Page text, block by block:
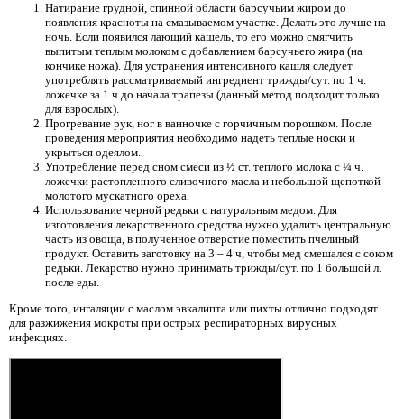
Натирание грудной, спинной области барсучьим жиром до
появления красноты на смазываемом участке. Делать это лучше на
ночь. Если появился лающий кашель, то его можно смягчить
выпитым теплым молоком с добавлением барсучьего жира (на
кончике ножа). Для устранения интенсивного кашля следует
употреблять рассматриваемый ингредиент трижды/сут. по 1 ч.
ложечке за 1 ч до начала трапезы (данный метод подходит только
для взрослых).
Прогревание рук, ног в ванночке с горчичным порошком. После
проведения мероприятия необходимо надеть теплые носки и
укрыться одеялом.
Употребление перед сном смеси из ½ ст. теплого молока с ¼ ч.
ложечки растопленного сливочного масла и небольшой щепоткой
молотого мускатного ореха.
Использование черной редьки с натуральным медом. Для
изготовления лекарственного средства нужно удалить центральную
часть из овоща, в полученное отверстие поместить пчелиный
продукт. Оставить заготовку на 3 – 4 ч, чтобы мед смешался с соком
редьки. Лекарство нужно принимать трижды/сут. по 1 большой л.
после еды.
Кроме того, ингаляции с маслом эвкалипта или пихты отлично подходят
для разжижения мокроты при острых респираторных вирусных
инфекциях.